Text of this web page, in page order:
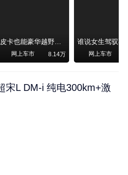
皮卡也能豪华越野！纵横F700上市，限时卖29.99万起
网上车市 8.14万 网上车市
宋L DM-i 纯电300km+激